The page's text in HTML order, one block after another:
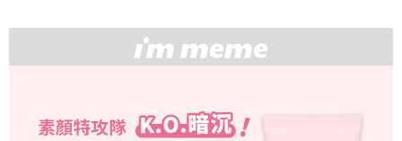
恩沛科技股份有限公司將有權停止該用戶之使用額度並採取法律行動。